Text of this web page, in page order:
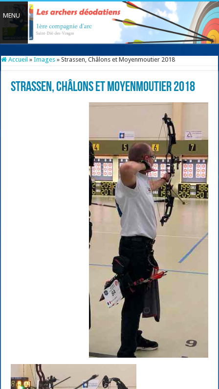
Accueil » Images » Strassen, Châlons et Moyenmoutier 2018
Strassen, Châlons et Moyenmoutier 2018